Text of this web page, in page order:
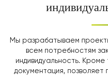
Мы разрабатываем
всем потребностям
индивидуальность.
документация,